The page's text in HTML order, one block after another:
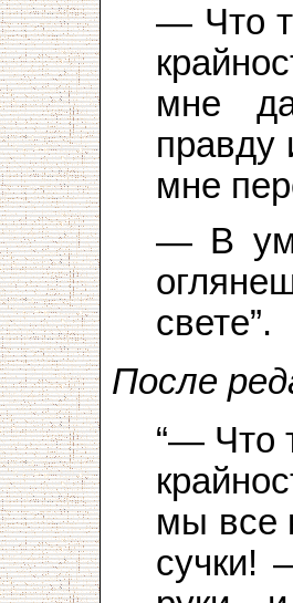
— Что
мне
правду
мне
— В
свете”.
После
“— Что
мы все
сучки!